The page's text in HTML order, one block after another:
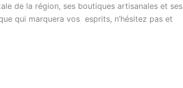
de la région, ses boutiques artisanales et ses
qui marquera vos esprits, n’hésitez pas et